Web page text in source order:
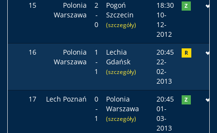
15
Polonia
Warszawa
2
-
0
Pogoń
Szczecin
(szczegóły)
18:30
10-
12-
2012
Z
16
Polonia
Warszawa
1
-
1
Lechia
Gdańsk
(szczegóły)
20:45
22-
02-
2013
R
17 Lech Poznań
0
-
1
Polonia
Warszawa
(szczegóły)
20:45
01-
03-
2013
Z